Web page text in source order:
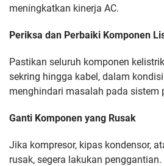
meningkatkan kinerja AC.
Periksa dan Perbaiki Komponen
Pastikan seluruh komponen
sekring hingga kabel, dalam
menghindari masalah pada sistem
Ganti Komponen yang Rusak
Jika kompresor, kipas kondensor,
rusak, segera lakukan penggantian.